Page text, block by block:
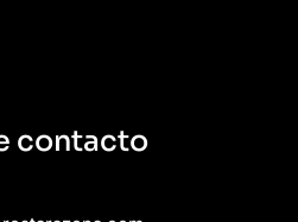
contacto